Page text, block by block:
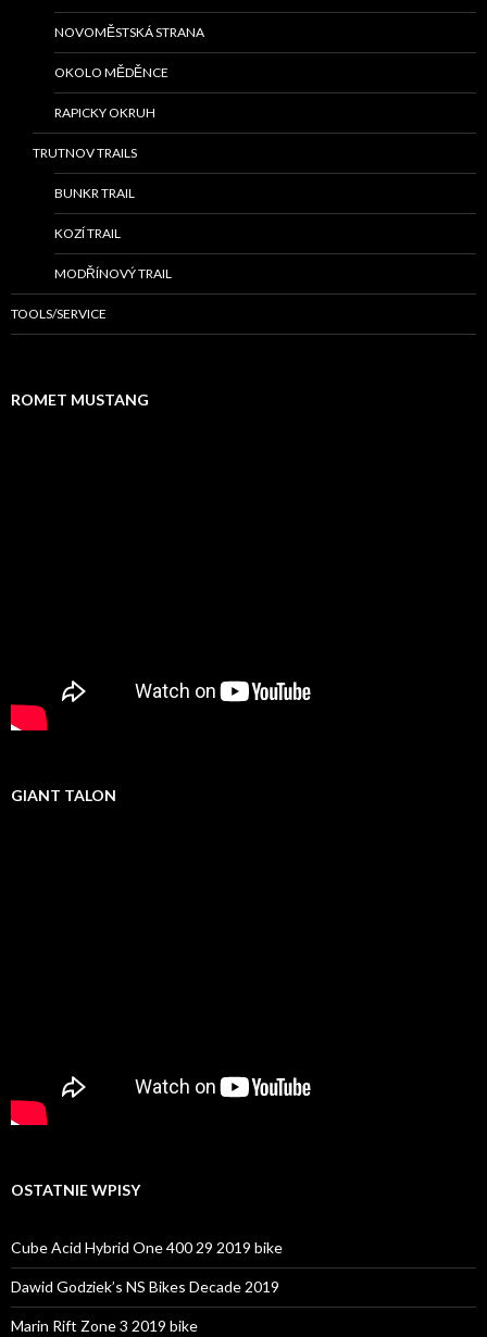
NOVOMĚSTSKÁ STRANA
OKOLO MĚDĚNCE
RAPICKY OKRUH
TRUTNOV TRAILS
BUNKR TRAIL
KOZÍ TRAIL
MODŘÍNOVÝ TRAIL
TOOLS/SERVICE
ROMET MUSTANG
GIANT TALON
OSTATNIE WPISY
Cube Acid Hybrid One 400 29 2019 bike
Dawid Godziek’s NS Bikes Decade 2019
Marin Rift Zone 3 2019 bike